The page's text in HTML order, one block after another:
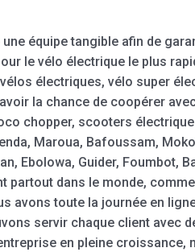
équipe tangible afin de
le vélo électrique le plus
électriques, vélo super
la chance de coopérer
chopper, scooters
Maroua, Bafoussam,
Ebolowa, Guider, Foumbot,
dans le monde, comme
avons toute la journée en
servir chaque client avec
en pleine